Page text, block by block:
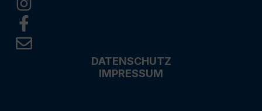
DATENSCHUTZ
IMPRESSUM